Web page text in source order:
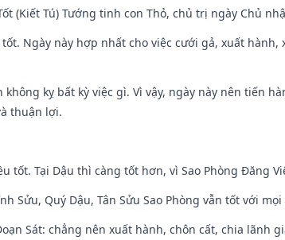
(Kiết Tú) Tướng tinh con Thỏ, chủ trị ngày Chủ
Ngày này hợp nhất cho việc cưới gả, xuất
không kỵ bất kỳ việc gì. Vì vậy, ngày này nên tiến
thuận lợi.
tốt. Tại Dậu thì càng tốt hơn, vì Sao Phòng Đăng
Sửu, Quý Dậu, Tân Sửu Sao Phòng vẫn tốt với
Sát: chẳng nên xuất hành, chôn cất, chia